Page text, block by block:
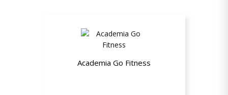
Academia Go Fitness